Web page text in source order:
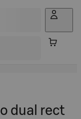
dual rect